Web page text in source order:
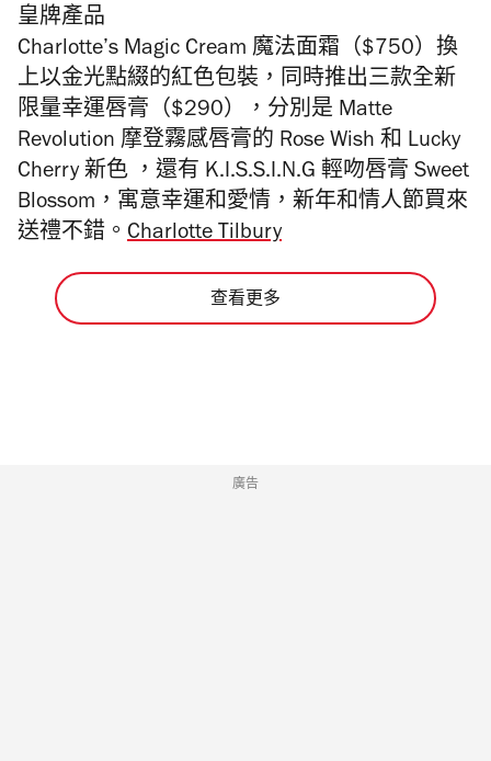
皇牌產品
Charlotte’s Magic Cream 魔法面霜（$750）換
上以金光點綴的紅色包裝，同時推出三款全新
限量幸運唇膏（$290），分別是 Matte
Revolution 摩登霧感唇膏的 Rose Wish 和 Lucky
Cherry 新色 ，還有 K.I.S.S.I.N.G 輕吻唇膏 Sweet
Blossom，寓意幸運和愛情，新年和情人節買來
送禮不錯。 Charlotte Tilbury
查看更多
廣告